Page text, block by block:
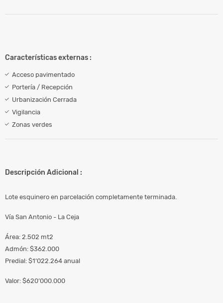
Características externas :
Acceso pavimentado
Portería / Recepción
Urbanización Cerrada
Vigilancia
Zonas verdes
Descripción Adicional :
Lote esquinero en parcelación completamente terminada.
Vía San Antonio - La Ceja
Área: 2.502 mt2
Admón: $362.000
Predial: $1’022.264 anual
Valor: $620’000.000